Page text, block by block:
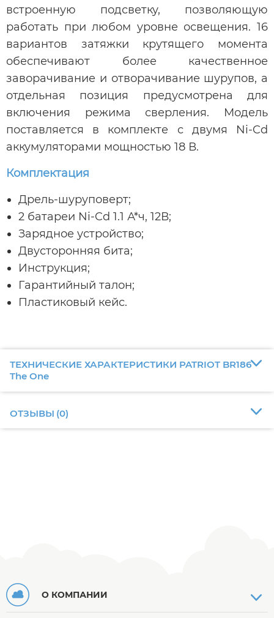
встроенную подсветку, позволяющую
работать при любом уровне освещения. 16
вариантов затяжки крутящего момента
обеспечивают более качественное
заворачивание и отворачивание шурупов, а
отдельная позиция предусмотрена для
включения режима сверления. Модель
поставляется в комплекте с двумя Ni-Cd
аккумуляторами мощностью 18 В.
Комплектация
Дрель-шуруповерт;
2 батареи Ni-Cd 1.1 А*ч, 12В;
Зарядное устройство;
Двусторонняя бита;
Инструкция;
Гарантийный талон;
Пластиковый кейс.
ТЕХНИЧЕСКИЕ ХАРАКТЕРИСТИКИ PATRIOT BR186
The One
ОТЗЫВЫ (0)
О КОМПАНИИ